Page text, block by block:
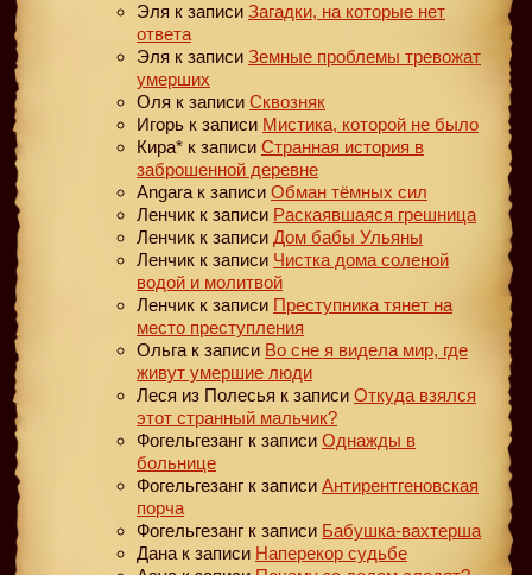
Эля к записи Загадки, на которые нет
ответа
Эля к записи Земные проблемы тревожат
умерших
Оля к записи Сквозняк
Игорь к записи Мистика, которой не было
Кира* к записи Странная история в
заброшенной деревне
Angara к записи Обман тёмных сил
Ленчик к записи Раскаявшаяся грешница
Ленчик к записи Дом бабы Ульяны
Ленчик к записи Чистка дома соленой
водой и молитвой
Ленчик к записи Преступника тянет на
место преступления
Ольга к записи Во сне я видела мир, где
живут умершие люди
Леся из Полесья к записи Откуда взялся
этот странный мальчик?
Фогельгезанг к записи Однажды в
больнице
Фогельгезанг к записи Антирентгеновская
порча
Фогельгезанг к записи Бабушка-вахтерша
Дана к записи Наперекор судьбе